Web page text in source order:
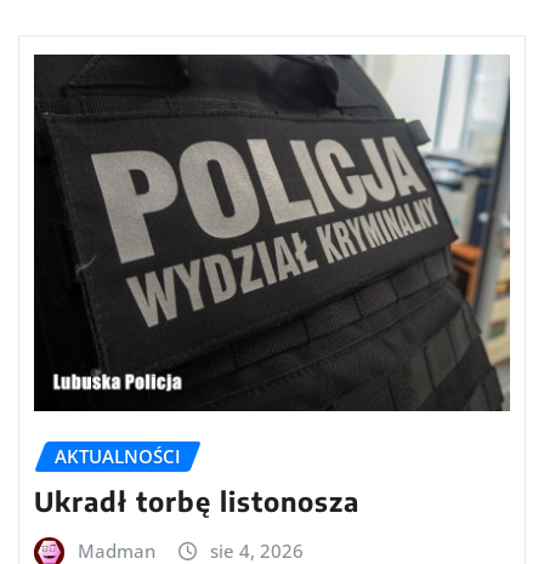
AKTUALNOŚCI
Ukradł torbę listonosza
Madman sie 4, 2026